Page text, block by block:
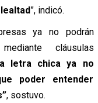
”, indicó.
ya no podrán
cláusulas
letra chica ya no
poder entender
, sostuvo.